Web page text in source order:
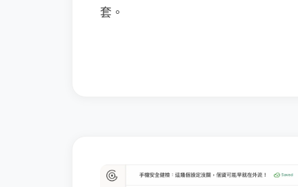
套。